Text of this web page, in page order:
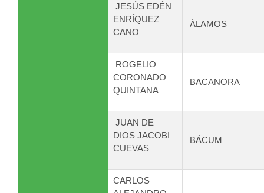
JESÚS EDÉN
ENRÍQUEZ
CANO
ÁLAMOS
ROGELIO
CORONADO
QUINTANA
BACANORA
JUAN DE
DIOS JACOBI
CUEVAS
BÁCUM
CARLOS